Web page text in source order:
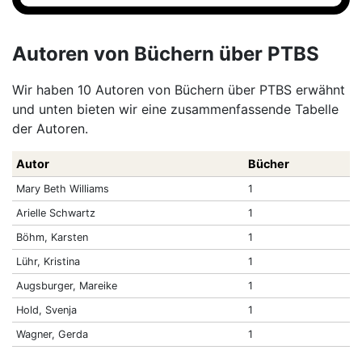
Autoren von Büchern über PTBS
Wir haben 10 Autoren von Büchern über PTBS erwähnt
und unten bieten wir eine zusammenfassende Tabelle
der Autoren.
Autor Bücher
Mary Beth Williams
1
Arielle Schwartz
1
Böhm, Karsten
1
Lühr, Kristina
1
Augsburger, Mareike
1
Hold, Svenja
1
Wagner, Gerda
1